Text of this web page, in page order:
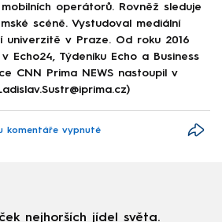
operátorů. Rovněž sleduje
scéně. Vystudoval mediální
univerzitě v Praze. Od roku 2016
Echo24, Týdeníku Echo a Business
CNN Prima NEWS nastoupil v
komentáře vypnuté
nejhorších jídel světa.